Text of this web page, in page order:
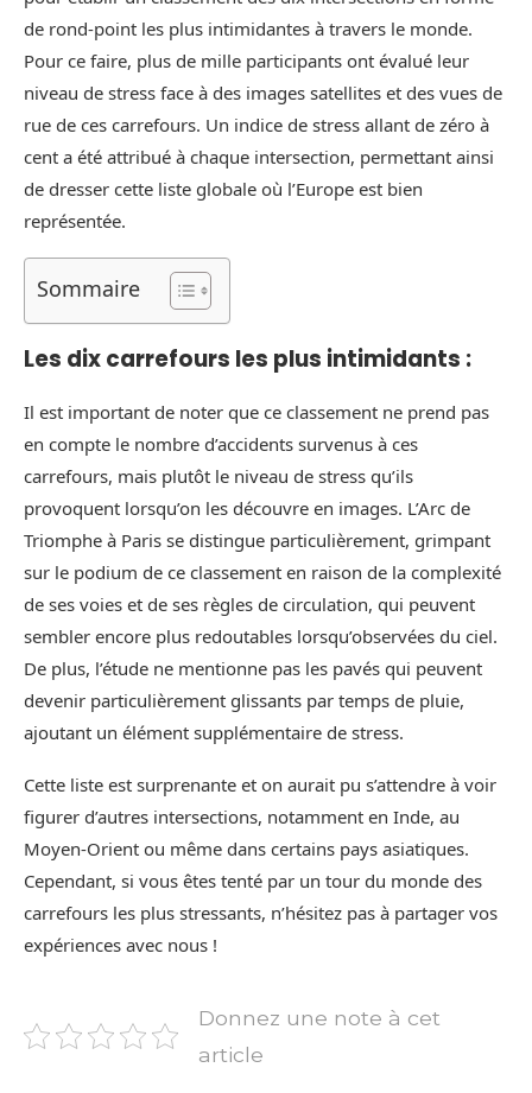
de rond-point les plus intimidantes à travers le monde.
Pour ce faire, plus de mille participants ont évalué leur
niveau de stress face à des images satellites et des vues de
rue de ces carrefours. Un indice de stress allant de zéro à
cent a été attribué à chaque intersection, permettant ainsi
de dresser cette liste globale où l’Europe est bien
représentée.
Sommaire
Les dix carrefours les plus intimidants :
Il est important de noter que ce classement ne prend pas
en compte le nombre d’accidents survenus à ces
carrefours, mais plutôt le niveau de stress qu’ils
provoquent lorsqu’on les découvre en images. L’Arc de
Triomphe à Paris se distingue particulièrement, grimpant
sur le podium de ce classement en raison de la complexité
de ses voies et de ses règles de circulation, qui peuvent
sembler encore plus redoutables lorsqu’observées du ciel.
De plus, l’étude ne mentionne pas les pavés qui peuvent
devenir particulièrement glissants par temps de pluie,
ajoutant un élément supplémentaire de stress.
Cette liste est surprenante et on aurait pu s’attendre à voir
figurer d’autres intersections, notamment en Inde, au
Moyen-Orient ou même dans certains pays asiatiques.
Cependant, si vous êtes tenté par un tour du monde des
carrefours les plus stressants, n’hésitez pas à partager vos
expériences avec nous !
Donnez une note à cet
article